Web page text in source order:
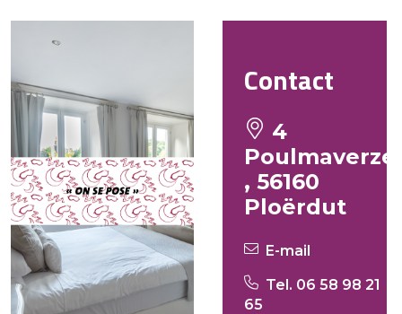
Contact
4
, 56160
Ploërdut
E-mail
Tel. 06 58 98 21
65